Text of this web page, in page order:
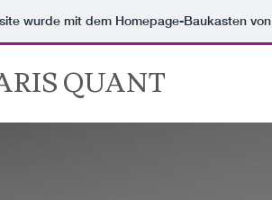
wurde mit dem Homepage-Baukasten von
QUANT